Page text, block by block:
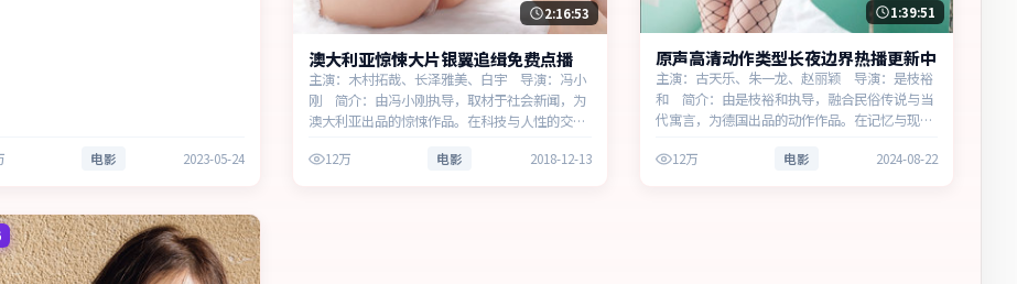
电影 2023-05-24
2:16:53
澳大利亚惊悚大片银翼追缉免费点播
主演：木村拓哉、长泽雅美、白宇 导演：冯小
刚 简介：由冯小刚执导，取材于社会新闻，为
澳大利亚出品的惊悚作品。在科技与人性的交界
推向道德与法律的边界。主演以细腻表演撑起情
12万 电影 2018-12-13
1:39:51
原声高清动作类型长夜边界热播更新中
主演：古天乐、朱一龙、赵丽颖 导演：是枝裕
和 简介：由是枝裕和执导，融合民俗传说与当
代寓言，为德国出品的动作作品。在记忆与现实
将人物推向道德与法律的边界。主演以细腻表演
12万 电影 2024-08-22